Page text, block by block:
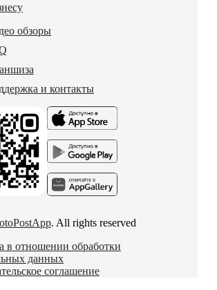
обзоры
и контакты
. All rights reserved
в отношении обработки
данных
соглашение